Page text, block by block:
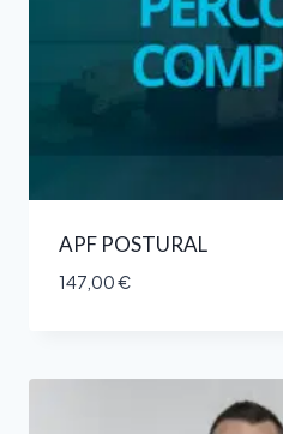
APF POSTURAL
147,00€